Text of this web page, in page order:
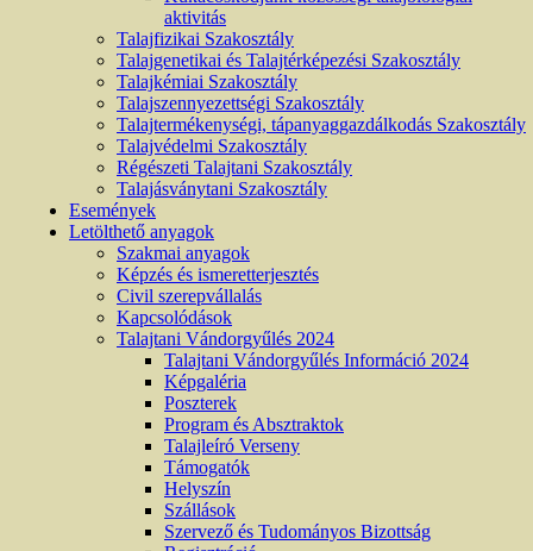
aktivitás
Talajfizikai Szakosztály
Talajgenetikai és Talajtérképezési Szakosztály
Talajkémiai Szakosztály
Talajszennyezettségi Szakosztály
Talajtermékenységi, tápanyaggazdálkodás Szakosztály
Talajvédelmi Szakosztály
Régészeti Talajtani Szakosztály
Talajásványtani Szakosztály
Események
Letölthető anyagok
Szakmai anyagok
Képzés és ismeretterjesztés
Civil szerepvállalás
Kapcsolódások
Talajtani Vándorgyűlés 2024
Talajtani Vándorgyűlés Információ 2024
Képgaléria
Poszterek
Program és Absztraktok
Talajleíró Verseny
Támogatók
Helyszín
Szállások
Szervező és Tudományos Bizottság